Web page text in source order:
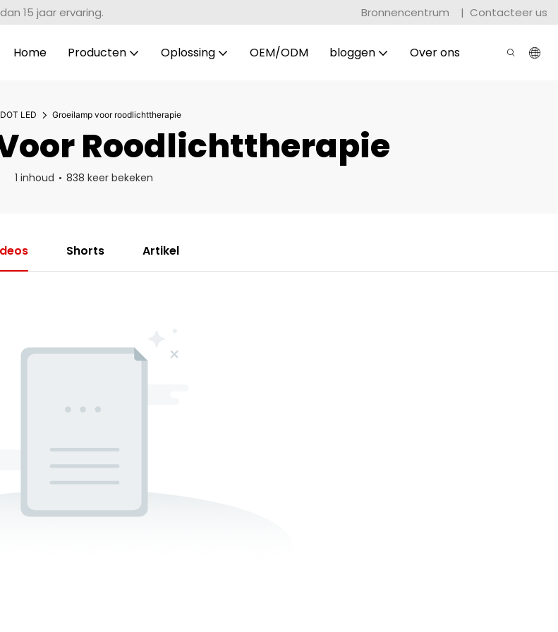
15 jaar ervaring. Bronnencentrum | Contacteer us
Home Producten Oplossing OEM/ODM bloggen Over ons
LED Groeilamp voor roodlichttherapie
Roodlichttherapie
1 inhoud 838 keer bekeken
Shorts Artikel